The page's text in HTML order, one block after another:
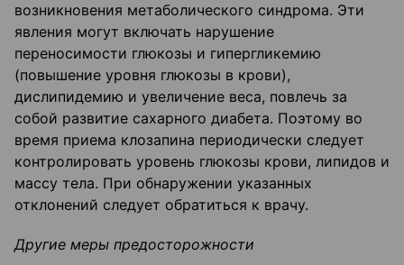
возникновения метаболического синдрома. Эти
явления могут включать нарушение
переносимости глюкозы и гипергликемию
(повышение уровня глюкозы в крови),
дислипидемию и увеличение веса, повлечь за
собой развитие сахарного диабета. Поэтому во
время приема клозапина периодически следует
контролировать уровень глюкозы крови, липидов и
массу тела. При обнаружении указанных
отклонений следует обратиться к врачу.
Другие меры предосторожности